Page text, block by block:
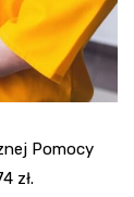
Pomocy
zł.